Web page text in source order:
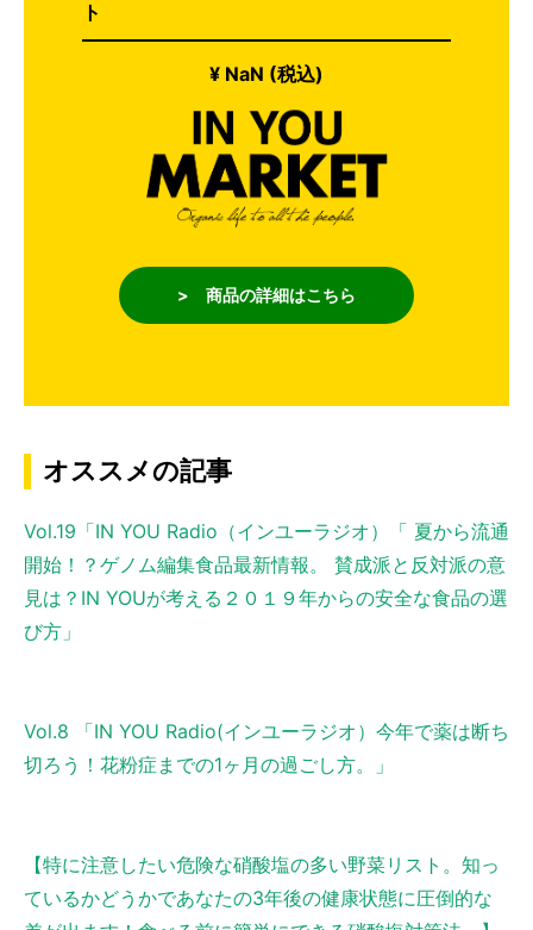
ト
¥ NaN (税込)
> 商品の詳細はこちら
オススメの記事
Vol.19「IN YOU Radio（インユーラジオ）「 夏から流通
開始！？ゲノム編集食品最新情報。 賛成派と反対派の意
見は？IN YOUが考える２０１９年からの安全な食品の選
び方」
Vol.8 「IN YOU Radio(インユーラジオ）今年で薬は断ち
切ろう！花粉症までの1ヶ月の過ごし方。」
【特に注意したい危険な硝酸塩の多い野菜リスト。知っ
ているかどうかであなたの3年後の健康状態に圧倒的な